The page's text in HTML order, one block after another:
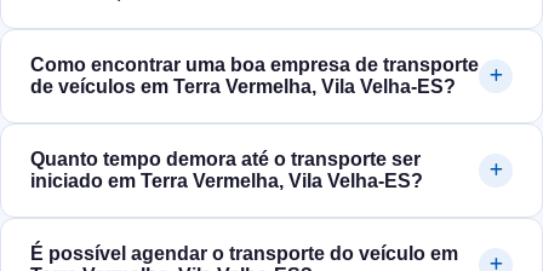
Como encontrar uma boa empresa de transporte
de veículos em Terra Vermelha, Vila Velha‑ES?
Quanto tempo demora até o transporte ser
iniciado em Terra Vermelha, Vila Velha‑ES?
É possível agendar o transporte do veículo em